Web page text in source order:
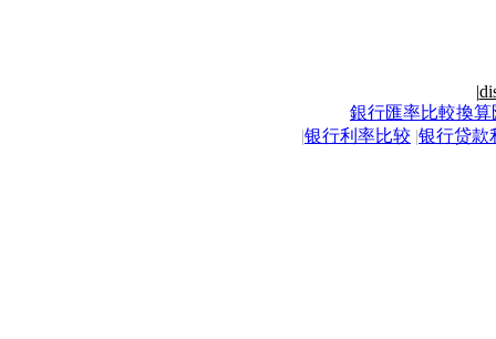
|
銀行匯率比較換算
|银行利率比较 |银行贷款